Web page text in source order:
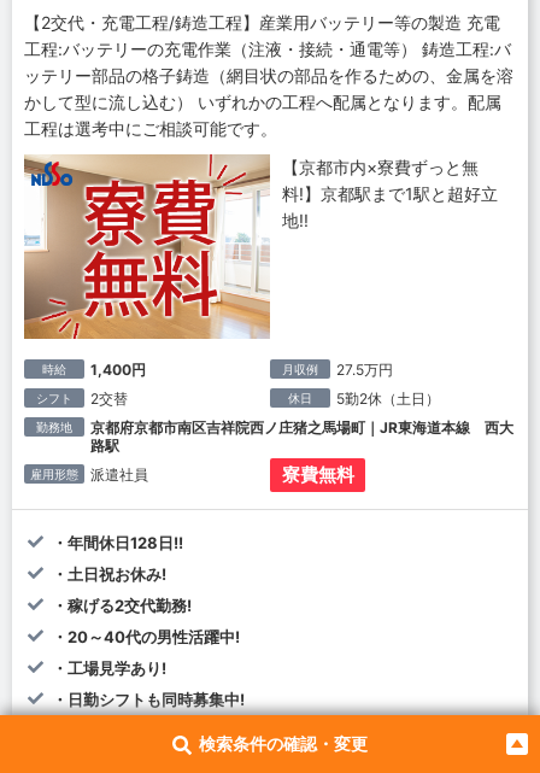
検索条件の確認・変更
【2交代・充電工程/鋳造工程】産業用バッテリー等の製造 充電
工程:バッテリーの充電作業（注液・接続・通電等） 鋳造工程:バ
ッテリー部品の格子鋳造（網目状の部品を作るための、金属を溶
かして型に流し込む） いずれかの工程へ配属となります。配属
工程は選考中にご相談可能です。
【京都市内×寮費ずっと無
料!】京都駅まで1駅と超好立
地!!
時給 1,400円 月収例 27.5万円
シフト 2交替 休日 5勤2休（土日）
勤務地
京都府京都市南区吉祥院西ノ庄猪之馬場町｜JR東海道本線 西大
路駅
雇用形態 派遣社員 寮費無料
・年間休日128日!!
・土日祝お休み!
・稼げる2交代勤務!
・20～40代の男性活躍中!
・工場見学あり!
・日勤シフトも同時募集中!
未経験OK
嬉しい特典つき